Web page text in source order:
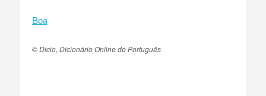
Boa
© Dicio, Dicionário Online de Português